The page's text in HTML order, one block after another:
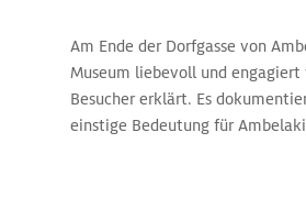
Am Ende der Dorfgasse von
Museum liebevoll und
Besucher erklärt. Es
einstige Bedeutung für